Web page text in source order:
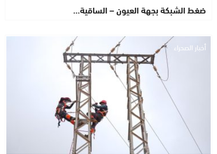
ضغط الشبكة بجهة العيون – الساقية…
أخبار الصحراء